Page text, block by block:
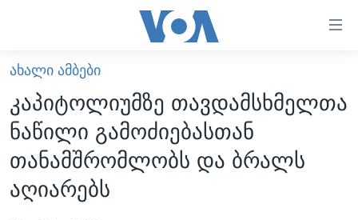
ხელმისაწვდომობისთვის
გადადით
მთავარზე
გადადით
მთავარ
ნავიგაციაზე
ძიებაზე
ᲐᲮᲐᲚᲘ ᲐᲛᲑᲔᲑᲘ
ᲡᲐᲥᲐᲠᲗᲕᲔᲚᲝ
ᲐᲨᲨ
ᲐᲨᲨ-ᲘᲡ ᲐᲠᲩᲔᲕᲜᲔᲑᲘ 2024
ᲐᲮᲐᲚᲘ ᲐᲛᲑᲔᲑᲘ
კაპიტოლიუმზე თავდამსხმელთა
ნაწილი გამოძიებასთან
თანამშრომლობს და ბრალს
აღიარებს